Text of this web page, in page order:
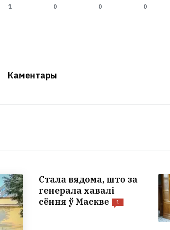
1 0 0 0
Каментары
Стала вядома, што за
генерала хавалі
сёння ў Маскве
1